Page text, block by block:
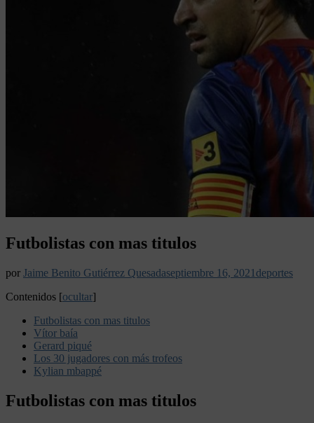
Futbolistas con mas titulos
por Jaime Benito Gutiérrez Quesadaseptiembre 16, 2021 deportes
Contenidos [ocultar]
Futbolistas con mas titulos
Vítor baía
Gerard piqué
Los 30 jugadores con más trofeos
Kylian mbappé
Futbolistas con mas titulos